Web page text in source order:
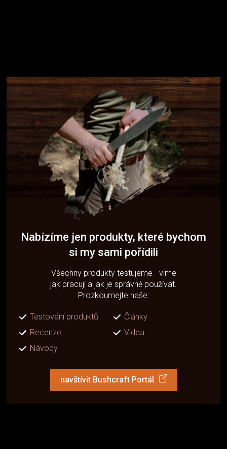
Nabízíme jen produkty, které bychom
si my sami pořídili
Všechny produkty testujeme - víme
jak pracují a jak je správně používat.
Prozkoumejte naše:
Testování produktů
Články
Recenze
Videa
Návody
navštívit Bushcraft Portál